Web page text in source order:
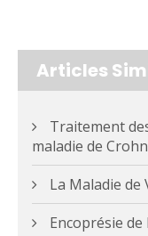
Articles
Traitement
maladie de Crohn
La Maladie de
Encoprésie de